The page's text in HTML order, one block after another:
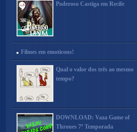
Poderoso Castiga em Recife
Filmes em emoticons!
Qual o valor dos três ao mesmo
tempo?
DOWNLOAD: Vaza Game of
Thrones 7ª Temporada